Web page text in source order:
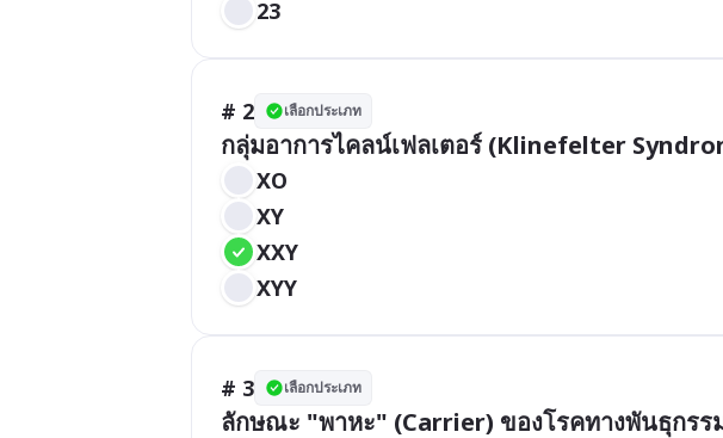
23
# 2 เลือกประเภท
กลุ่มอาการไคลน์เฟลเตอร์ (Klinefelter
XO
XY
XXY
XYY
# 3 เลือกประเภท
ลักษณะ "พาหะ" (Carrier) ของโรคทางพันธุกรร